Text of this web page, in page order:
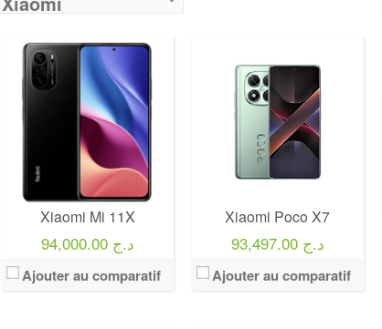
Xiaomi Mi 11X
94,000.00 د.ج
Ajouter au comparatif
Xiaomi Poco X7
93,497.00 د.ج
Ajouter au comparatif